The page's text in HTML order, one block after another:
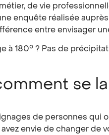
de vie
enquête réalisée
entre envisager
à 180° ? Pas de
se
de personnes qui
envie de changer de